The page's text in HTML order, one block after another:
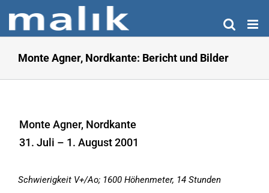
Inhalt
springen
Monte Agner, Nordkante: Bericht und Bilder
Monte Agner, Nordkante
31. Juli – 1. August 2001
Schwierigkeit V+/Ao; 1600 Höhenmeter, 14 Stunden